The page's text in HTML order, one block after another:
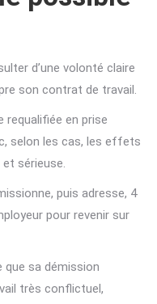
d’une volonté claire
son contrat de travail.
en prise
selon les cas, les effets
et sérieuse.
puis adresse, 4
pour revenir sur
que sa démission
très conflictuel,